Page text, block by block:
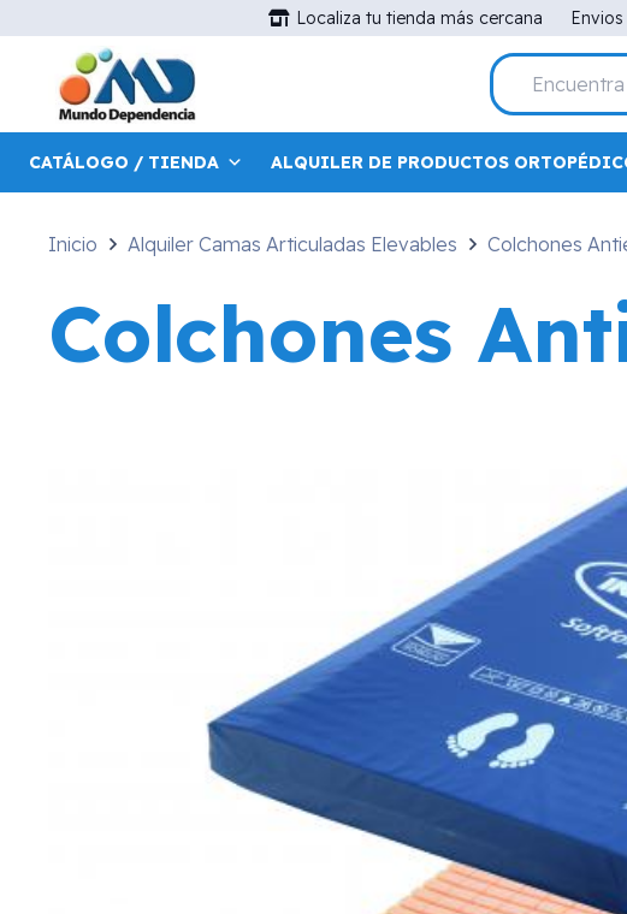
Localiza tu tienda más cercana
CATÁLOGO / TIENDA ALQUILER DE PRODUCTOS
Inicio Alquiler Camas Articuladas Elevables Colchones
Colchones